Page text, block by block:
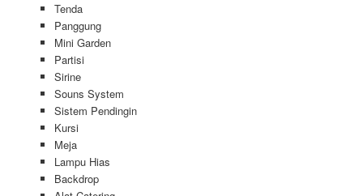
Tenda
Panggung
Mini Garden
Partisi
Sirine
Souns System
Sistem Pendingin
Kursi
Meja
Lampu Hias
Backdrop